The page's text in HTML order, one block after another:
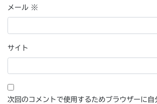
メール ※
サイト
次回のコメントで使用するためブラウザーに自